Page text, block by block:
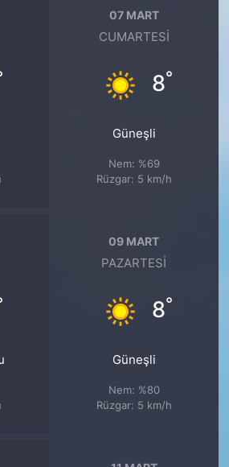
07 MART
CUMARTESI
8°
Güneşli
Nem: %69
Rüzgar: 5 km/h
09 MART
PAZARTESI
8°
Güneşli
Nem: %80
Rüzgar: 5 km/h